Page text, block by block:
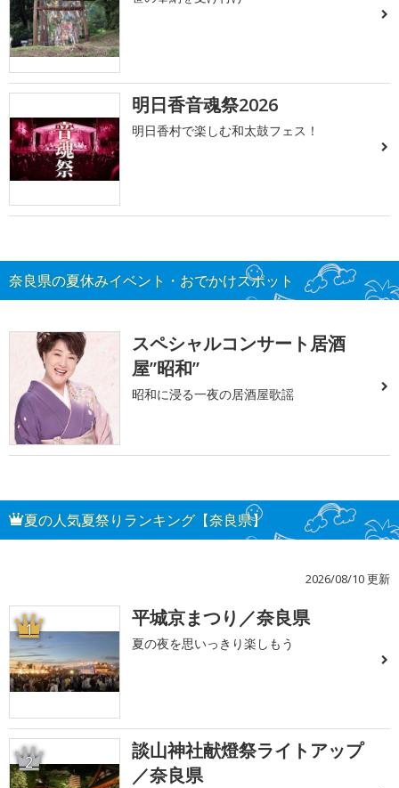
明日香音魂祭2026
明日香村で楽しむ和太鼓フェス！
奈良県の夏休みイベント・おでかけスポット
スペシャルコンサート居酒
屋”昭和”
昭和に浸る一夜の居酒屋歌謡
夏の人気夏祭りランキング【奈良県】
2026/08/10 更新
1 平城京まつり／奈良県
夏の夜を思いっきり楽しもう
2
談山神社献燈祭ライトアップ
／奈良県